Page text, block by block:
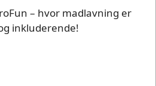
– hvor madlavning er
inkluderende!